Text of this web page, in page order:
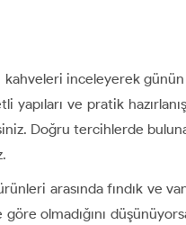
kahveleri inceleyerek
ve pratik
Doğru tercihlerde
arasında fındık ve
olmadığını